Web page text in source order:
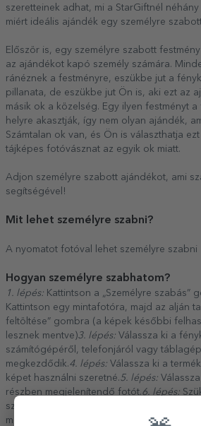
szeretteinek adhat, mi a StarGiftnél
miért ideális ajándék egy személyre
Először is, egy személyre szabott
az ajándékot kapó személy számára.
ránéznek a festményre, eszükbe jut a
pillanata, de eszükbe jut Ön is, aki ezt az
másik ok a közelség. Egy ilyen festményt
helyre akasztják, így nem olyan ajándék,
Számtalan ok van, és Ön is választhatja
tájképes fotóvásznat az egyik ok miatt.
Adjon személyre szabott ajándékot, ami
segítségével!
Mit lehet személyre szabni?
A nyomatot fotóval lehet személyre szabni
Hogyan személyre szabhatom?
1. lépés: Kattintson a „Személyre szabás”
Kattintson egy mintafotóra, majd az alján
feltöltése” gombra (a képek későbbi
lesznek mentve)3. lépés: Válassza ki a
számítógépéről, telefonjáról vagy
megkezdődik.4. lépés: Válassza ki a
képet használni szeretné.5. lépés:
részben megjelenítendő fotót.6. lépés:
szerkesztheti a fotót a pozíció, a nagyítás
megváltoztatásával.
Ha elégedett